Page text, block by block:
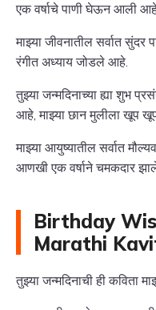
एक वर्षाचे पाणी घेऊन आली
माझ्या जीवनातील सर्वात
रंगीत अध्याय जोडले आहे.
तुझ्या जन्मदिनाच्या ह्या शुभ
आहे, माझ्या छान मुलीला खूप
माझ्या आयुष्यातील सर्वात
आणखी एक वर्षाने चमकदार
Birthday
Marathi
तुझ्या जन्मदिनाची ही कविता